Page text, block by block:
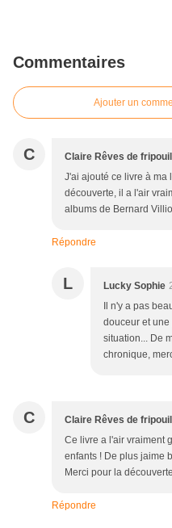
Commentaires
Ajouter un
C Claire Rêves de
J'ai ajouté ce livre à ma
découverte, il a l'air
albums de Bernard
Répondre
L Lucky Sophie
Il n'y a pas
douceur et
situation... De
chronique,
C Claire Rêves de
Ce livre a l'air vraiment
enfants ! De plus jaime
Merci pour la découverte
Répondre